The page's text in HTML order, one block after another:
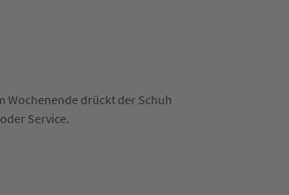
Wochenende drückt der Schuh
Service.